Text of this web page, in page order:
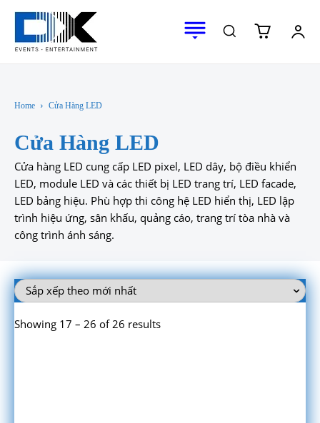
Home Cửa Hàng LED
Cửa Hàng LED
Cửa hàng LED cung cấp LED pixel, LED dây, bộ điều khiển
LED, module LED và các thiết bị LED trang trí, LED facade,
LED bảng hiệu. Phù hợp thi công hệ LED hiển thị, LED lập
trình hiệu ứng, sân khấu, quảng cáo, trang trí tòa nhà và
công trình ánh sáng.
Showing 17 – 26 of 26 results